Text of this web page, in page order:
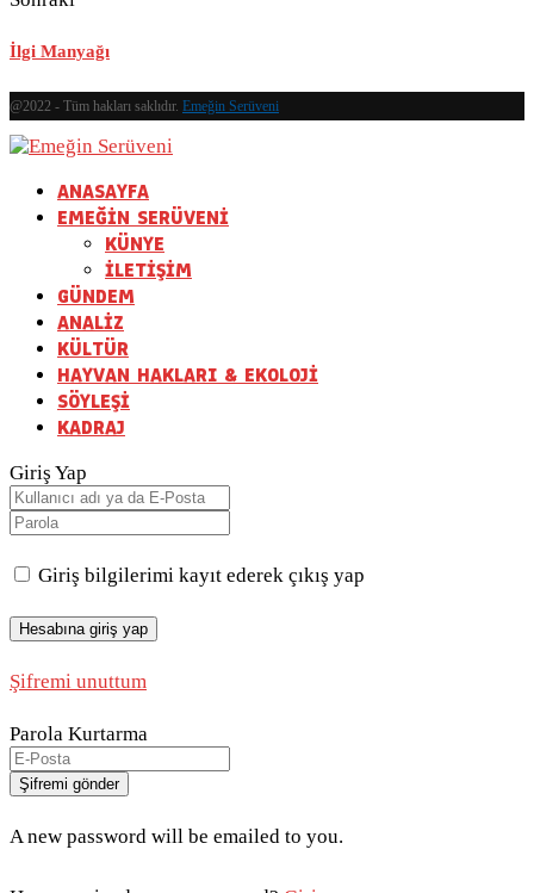
İlgi Manyağı
@2022 - Tüm hakları saklıdır. Emeğin Serüveni
ANASAYFA
EMEĞİN SERÜVENİ
KÜNYE
İLETİŞİM
GÜNDEM
ANALİZ
KÜLTÜR
HAYVAN HAKLARI & EKOLOJİ
SÖYLEŞİ
KADRAJ
Giriş Yap
Giriş bilgilerimi kayıt ederek çıkış yap
Şifremi unuttum
Parola Kurtarma
A new password will be emailed to you.